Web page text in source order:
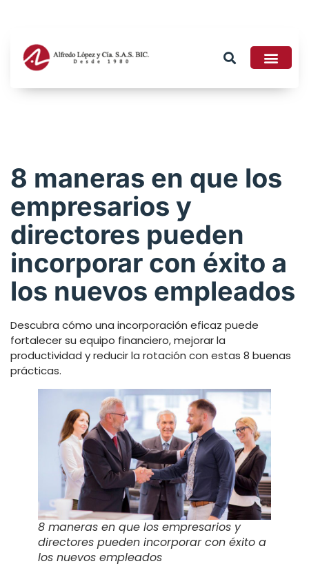
8 maneras en que los
empresarios y
directores pueden
incorporar con éxito a
los nuevos empleados
Descubra cómo una incorporación eficaz puede
fortalecer su equipo financiero, mejorar la
productividad y reducir la rotación con estas 8 buenas
prácticas.
8 maneras en que los empresarios y
directores pueden incorporar con éxito a
los nuevos empleados